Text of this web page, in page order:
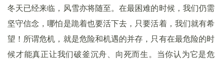
冬天已经来临，风雪亦将随至。在最困难的时候，我们仍需
坚守信念，哪怕是跪着也要活下去，只要活着，我们就有希
望！所谓危机，就是危险和机遇的并存，只有在最危险的时
候才能真正让我们破釜沉舟、向死而生。当你认为它是危